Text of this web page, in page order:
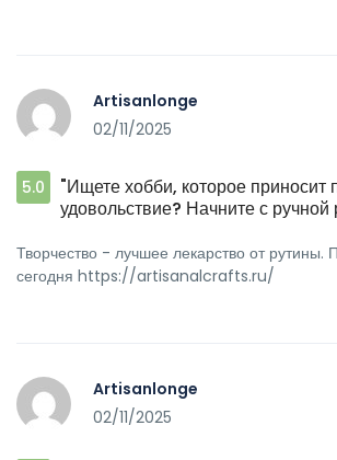
Artisanlonge
02/11/2025
5.0
"Ищете хобби, которое приносит
удовольствие? Начните с
Творчество - лучшее лекарство от рутины.
сегодня https://artisanalcrafts.ru/
Artisanlonge
02/11/2025